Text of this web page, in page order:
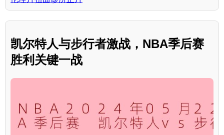
凯尔特人与步行者激战，NBA季后赛
胜利关键一战